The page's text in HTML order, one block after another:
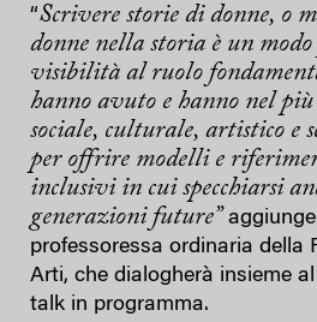
“Scrivere storie di donne, o
donne nella storia è un
visibilità al ruolo
hanno avuto e hanno nel più
sociale, culturale, artistico e
per offrire modelli e
inclusivi in cui specchiarsi
generazioni future” aggiunge
professoressa ordinaria della
Arti, che dialogherà insieme
talk in programma.